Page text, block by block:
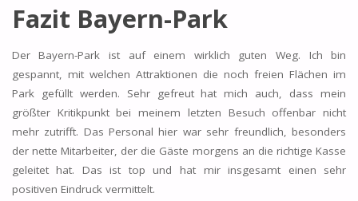
Fazit Bayern-Park
Der Bayern-Park ist auf einem wirklich guten Weg. Ich bin
gespannt, mit welchen Attraktionen die noch freien Flächen im
Park gefüllt werden. Sehr gefreut hat mich auch, dass mein
größter Kritikpunkt bei meinem letzten Besuch offenbar nicht
mehr zutrifft. Das Personal hier war sehr freundlich, besonders
der nette Mitarbeiter, der die Gäste morgens an die richtige Kasse
geleitet hat. Das ist top und hat mir insgesamt einen sehr
positiven Eindruck vermittelt.